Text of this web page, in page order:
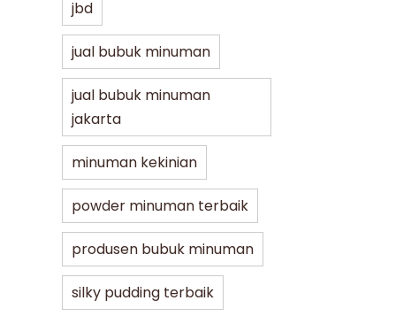
jbd
jual bubuk minuman
jual bubuk minuman
jakarta
minuman kekinian
powder minuman terbaik
produsen bubuk minuman
silky pudding terbaik